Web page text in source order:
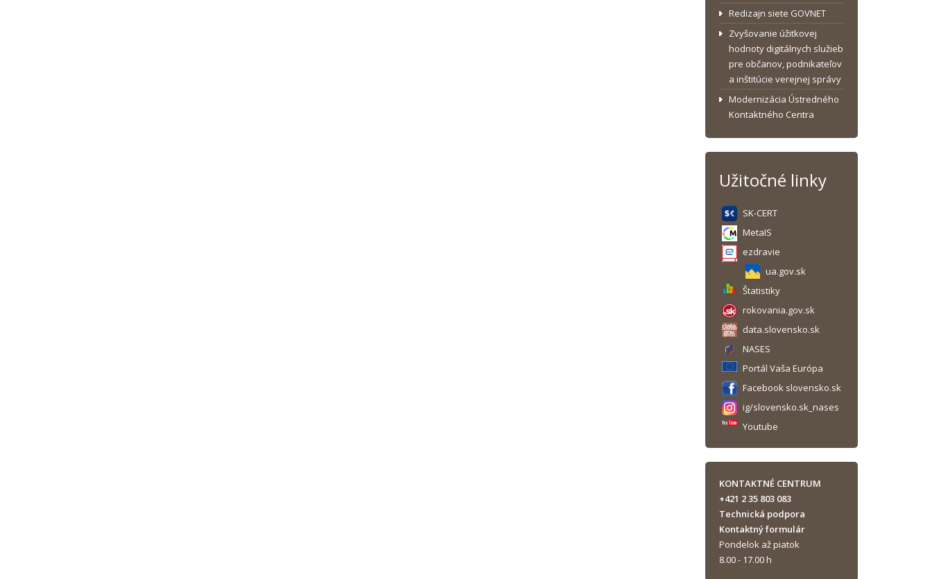
Redizajn siete GOVNET
Zvyšovanie úžitkovej
hodnoty digitálnych služieb
pre občanov, podnikateľov
a inštitúcie verejnej správy
Modernizácia Ústredného
Kontaktného Centra
Užitočné linky
SK-CERT
MetaIS
ezdravie
ua.gov.sk
Štatistiky
rokovania.gov.sk
data.slovensko.sk
NASES
Portál Vaša Európa
Facebook slovensko.sk
ig/slovensko.sk_nases
Youtube
KONTAKTNÉ CENTRUM
+421 2 35 803 083
Technická podpora
Kontaktný formulár
Pondelok až piatok
8.00 - 17.00 h